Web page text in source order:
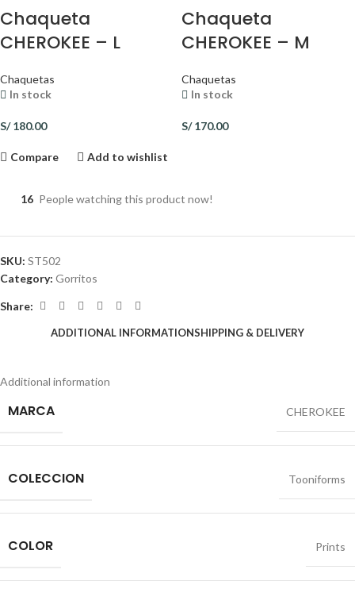
Chaqueta
CHEROKEE – L
Chaquetas
In stock
S/180.00
Chaqueta
CHEROKEE – M
Chaquetas
In stock
S/170.00
Compare Add to wishlist
16 People watching this product now!
SKU: ST502
Category: Gorritos
Share:
ADDITIONAL INFORMATIONSHIPPING & DELIVERY
Additional information
MARCA CHEROKEE
COLECCION Tooniforms
COLOR Prints